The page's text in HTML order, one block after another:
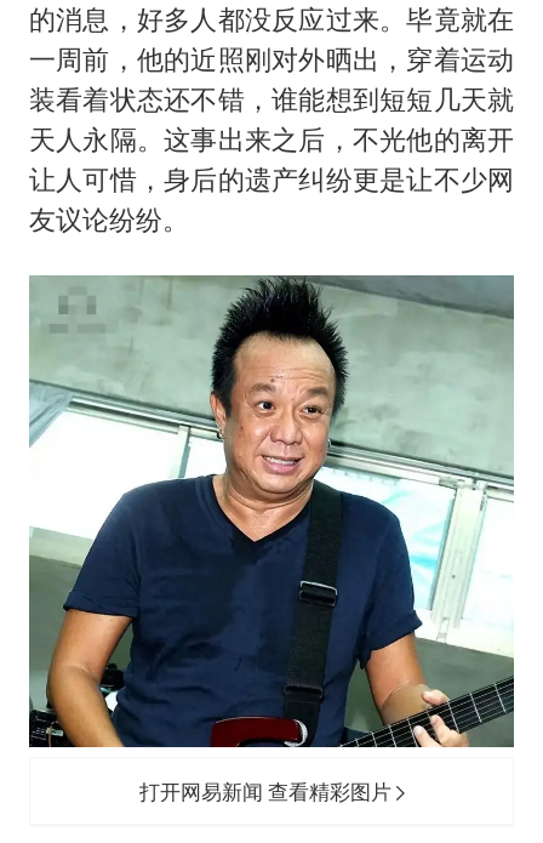
4.2平卫生间补漏注胶花1.55万
国乒连续两站无缘冠军
上海地铁4条线路全线停运
5万小车卖不动 微型代步车集体遇冷
大疆错失宇树
白海豚路径图
的消息，好多人都没反应过来。毕竟就在
一周前，他的近照刚对外晒出，穿着运动
装看着状态还不错，谁能想到短短几天就
天人永隔。这事出来之后，不光他的离开
让人可惜，身后的遗产纠纷更是让不少网
友议论纷纷。
打开网易新闻 查看精彩图片